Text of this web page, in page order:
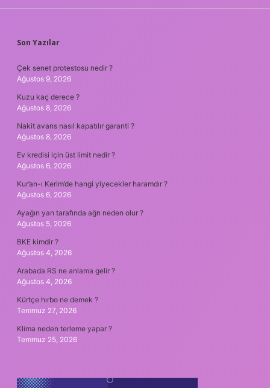
SIDEBAR
Son Yazılar
Çek senet protestosu nedir ?
Ağustos 9, 2026
Kuzu kaç derece ?
Ağustos 8, 2026
Nakit avans nasıl kapatılır garanti ?
Ağustos 8, 2026
Ev kredisi için üst limit nedir ?
Ağustos 6, 2026
Kur’an-ı Kerim’de hangi yiyecekler haramdır ?
Ağustos 6, 2026
Ayağın yan tarafında ağrı neden olur ?
Ağustos 5, 2026
BKE kimdir ?
Ağustos 4, 2026
Arabada RS ne anlama gelir ?
Ağustos 4, 2026
Kürtçe hırbo ne demek ?
Temmuz 27, 2026
Klima neden terleme yapar ?
Temmuz 25, 2026